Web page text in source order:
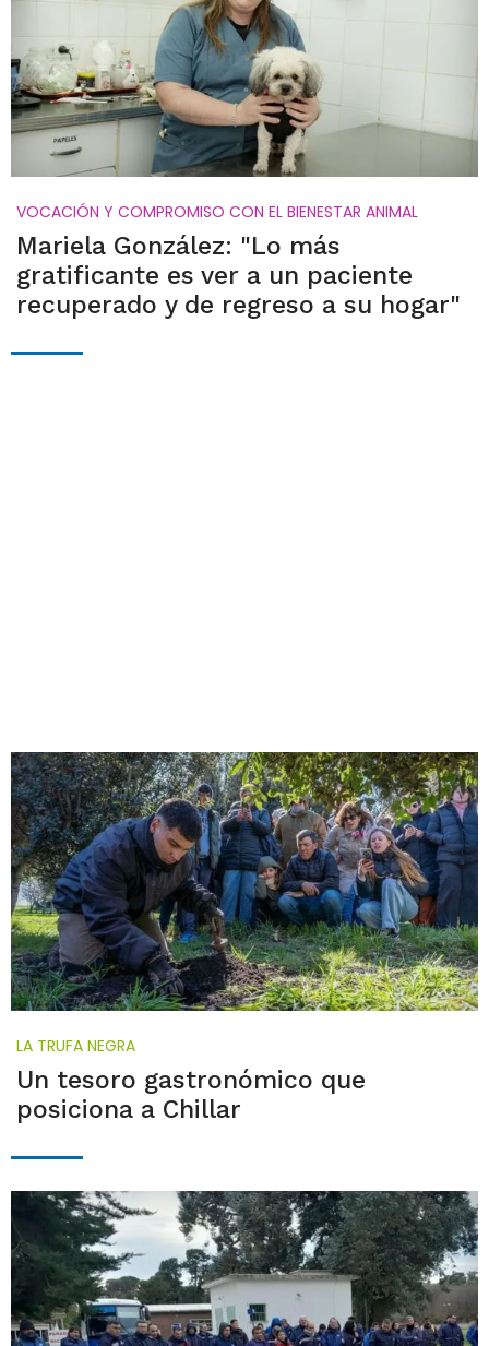
VOCACIÓN Y COMPROMISO CON EL BIENESTAR ANIMAL
Mariela González: "Lo más
gratificante es ver a un paciente
recuperado y de regreso a su hogar"
LA TRUFA NEGRA
Un tesoro gastronómico que
posiciona a Chillar